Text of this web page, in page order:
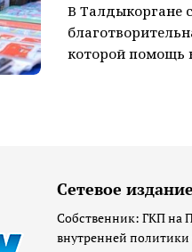
В Талдыкоргане
которой помощь
Сетевое
Собственник: ГКП на
внутренней политики